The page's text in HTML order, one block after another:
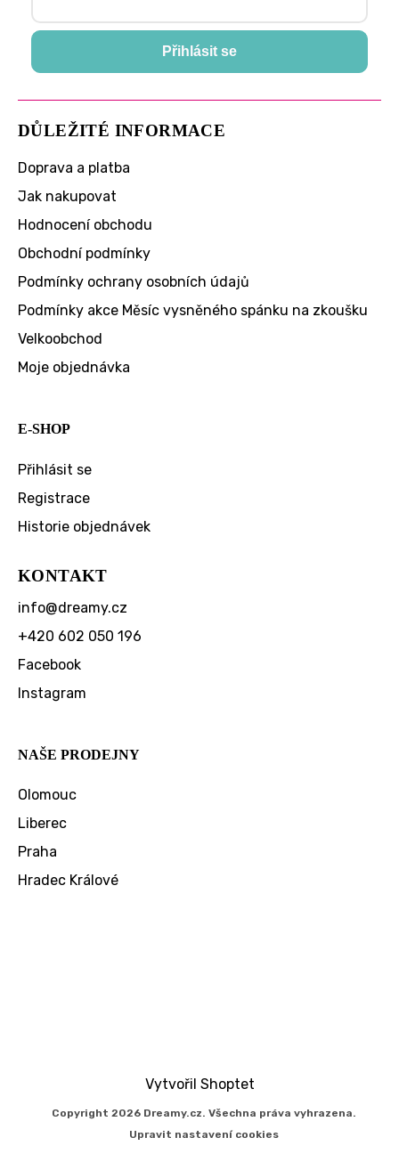
DŮLEŽITÉ INFORMACE
Doprava a platba
Jak nakupovat
Hodnocení obchodu
Obchodní podmínky
Podmínky ochrany osobních údajů
Podmínky akce Měsíc vysněného spánku na zkoušku
Velkoobchod
Moje objednávka
E-SHOP
Přihlásit se
Registrace
Historie objednávek
KONTAKT
info@dreamy.cz
+420 602 050 196
Facebook
Instagram
Přihlásit se
NAŠE PRODEJNY
Olomouc
Liberec
Praha
Hradec Králové
Vytvořil Shoptet
Copyright 2026 Dreamy.cz. Všechna práva vyhrazena.
Upravit nastavení cookies